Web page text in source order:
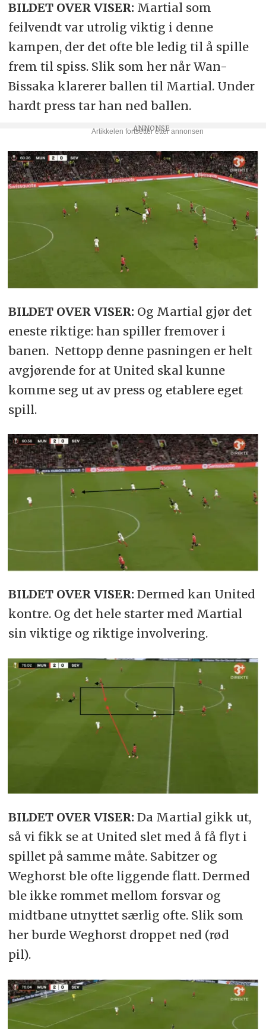
BILDET OVER VISER: Martial som
feilvendt var utrolig viktig i denne
kampen, der det ofte ble ledig til å spille
frem til spiss. Slik som her når Wan-
Bissaka klarerer ballen til Martial. Under
hardt press tar han ned ballen.
BILDET OVER VISER: Og Martial gjør det
eneste riktige: han spiller fremover i
banen. Nettopp denne pasningen er helt
avgjørende for at United skal kunne
komme seg ut av press og etablere eget
spill.
BILDET OVER VISER: Dermed kan United
kontre. Og det hele starter med Martial
sin viktige og riktige involvering.
BILDET OVER VISER: Da Martial gikk ut,
så vi fikk se at United slet med å få flyt i
spillet på samme måte. Sabitzer og
Weghorst ble ofte liggende flatt. Dermed
ble ikke rommet mellom forsvar og
midtbane utnyttet særlig ofte. Slik som
her burde Weghorst droppet ned (rød
pil).